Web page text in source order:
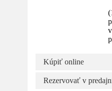
(
Kúpiť online
Rezervovať v